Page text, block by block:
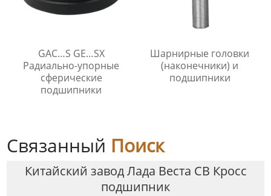
GAC…S GE…SX
Радиально-упорные
сферические
подшипники
Шарнирные головки
(наконечники) и
подшипники
Связанный Поиск
Китайский завод Лада Веста СВ Кросс
подшипник